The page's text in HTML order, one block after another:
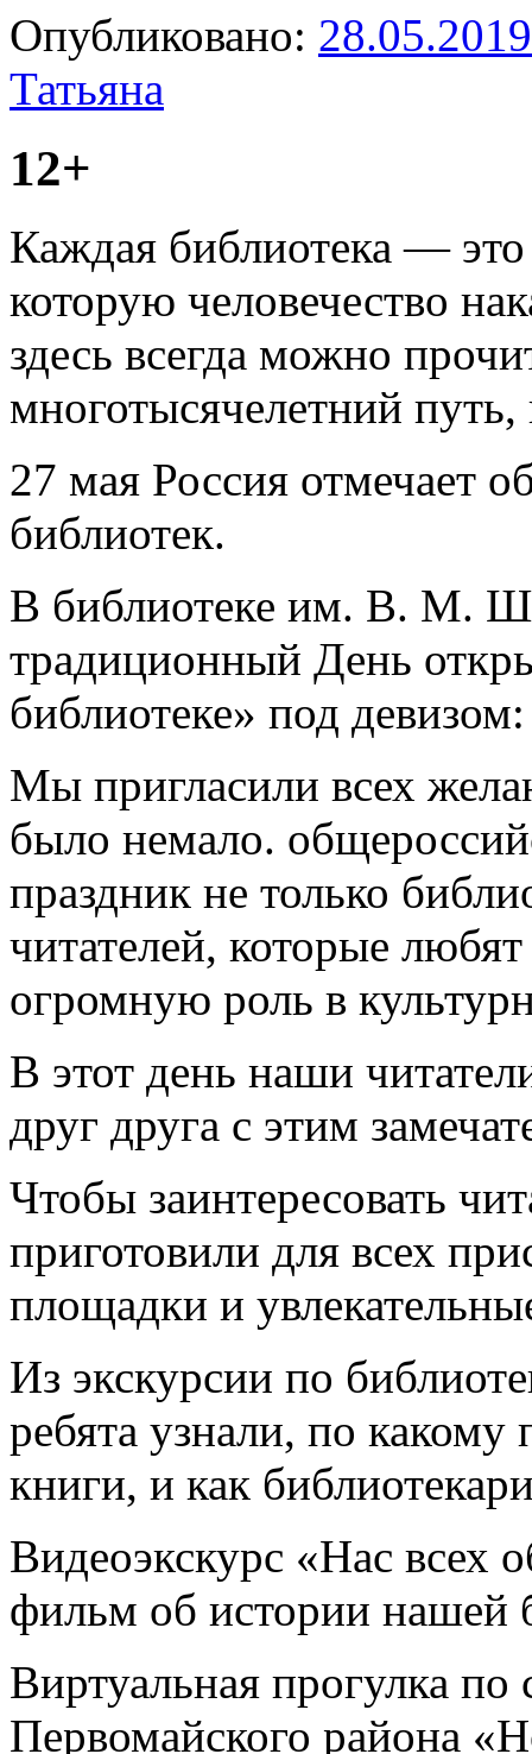
Опубликовано: 28.05.2019
Татьяна
12+
Каждая библиотека —
которую человечество
здесь всегда можно
многотысячелетний
27 мая Россия отмечает
библиотек.
В библиотеке им. В. М.
традиционный День
библиотеке» под
Мы пригласили всех
было немало.
праздник не только
читателей, которые
огромную роль в
В этот день наши
друг друга с этим
Чтобы заинтересовать
приготовили для всех
площадки и
Из экскурсии по
ребята узнали, по
книги, и как
Видеоэкскурс «Нас всех
фильм об истории нашей
Виртуальная прогулка по
Первомайского района